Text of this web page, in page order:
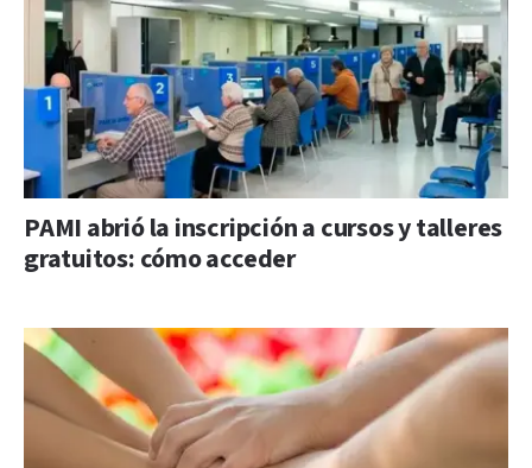
PAMI abrió la inscripción a cursos y talleres
gratuitos: cómo acceder